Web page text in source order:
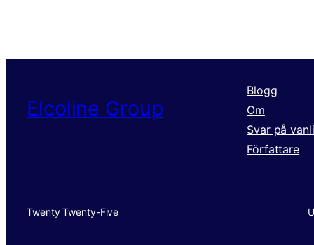
Elcoline Group
Blogg
Om
Svar på
Författare
Twenty Twenty-Five